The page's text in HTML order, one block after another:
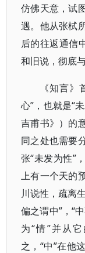
仿佛天意，试
遇。他从张栻
后的往返通信
和旧说，彻底
《知言
心”，也就是“
吉甫书》）的
同之处也需要
张“未发为性”
上有一个天的
川说性，疏离
偏之谓中”，“
为“情”并从
之，“中”在他